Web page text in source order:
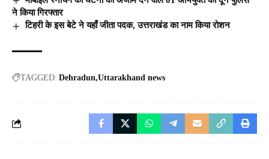
ने किया गिरफ्तार
टिहरी के इस बेटे ने यहाँ जीता पदक, उत्तराखंड का नाम किया रोशन
TAGGED: Dehradun Uttarakhand news